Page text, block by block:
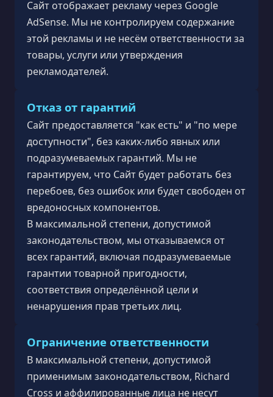
Сайт отображает рекламу через Google
AdSense. Мы не контролируем содержание
этой рекламы и не несём ответственности за
товары, услуги или утверждения
рекламодателей.
Отказ от гарантий
Сайт предоставляется "как есть" и "по мере
доступности", без каких-либо явных или
подразумеваемых гарантий. Мы не
гарантируем, что Сайт будет работать без
перебоев, без ошибок или будет свободен от
вредоносных компонентов.
В максимальной степени, допустимой
законодательством, мы отказываемся от
всех гарантий, включая подразумеваемые
гарантии товарной пригодности,
соответствия определённой цели и
ненарушения прав третьих лиц.
Ограничение ответственности
В максимальной степени, допустимой
применимым законодательством, Richard
Cross и аффилированные лица не несут